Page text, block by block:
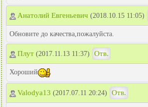
Анатолий Евгеньевич (2018.10.15 11:05)
Обновите до качества,пожалуйста.
Плут (2017.11.13 11:37) Отв.
Хороший
Valodya13 (2017.07.11 20:24) Отв.